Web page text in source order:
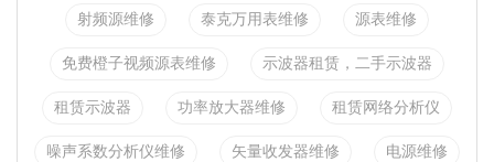
射频源维修 泰克万用表维修 源表维修
免费橙子视频源表维修 示波器租赁，二手示波器
租赁示波器 功率放大器维修 租赁网络分析仪
噪声系数分析仪维修 矢量收发器维修 电源维修